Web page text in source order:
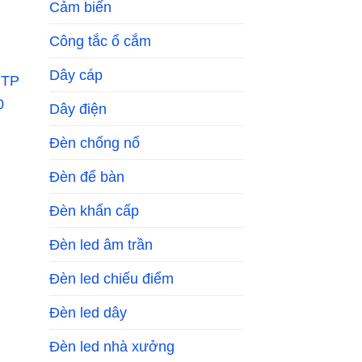
847,300₫.
Cảm biến
Công tắc ổ cắm
Dây cáp
Dây điện
Đèn chống nổ
Đèn để bàn
Đèn khẩn cấp
Đèn led âm trần
Đèn led chiếu điểm
Đèn led dây
Đèn led nhà xưởng